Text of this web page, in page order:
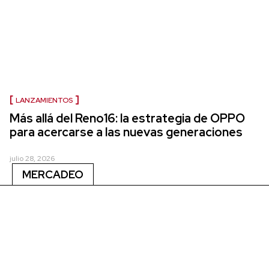
LANZAMIENTOS
Más allá del Reno16: la estrategia de OPPO
para acercarse a las nuevas generaciones
julio 28, 2026
MERCADEO